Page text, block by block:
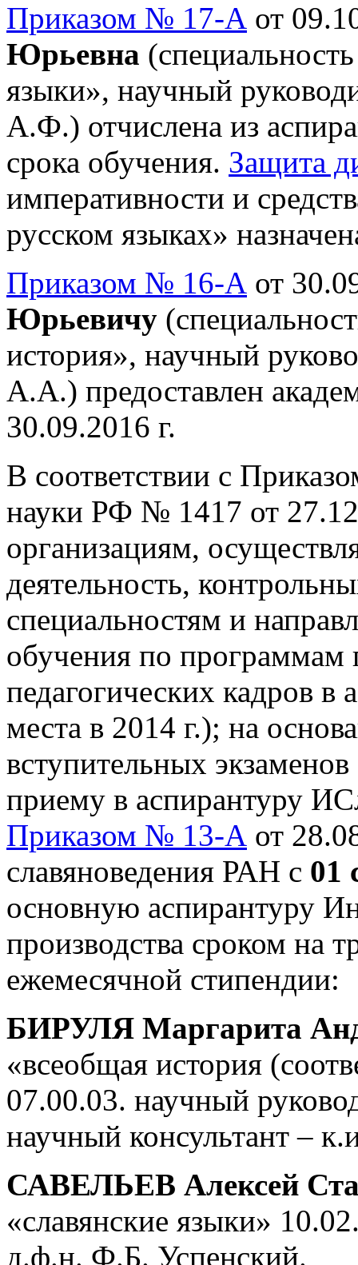
Приказом № 17-А от
Юрьевна
языки», научный
А.Ф.) отчислена из
срока обучения. Защита
императивности и
русском языках»
Приказом № 16-А от
Юрьевичу
история», научный
А.А.) предоставлен
30.09.2016 г.
В соответствии с
науки РФ № 1417 от
организациям,
деятельность,
специальностям и
обучения по программам
педагогических кадров в
места в 2014 г.); на
вступительных
приему в аспирантуру
Приказом № 13-А от
славяноведения РАН с 01
основную аспирантуру
производства сроком на
ежемесячной стипендии:
БИРУЛЯ Маргарита
«всеобщая история
07.00.03. научный
научный консультант –
САВЕЛЬЕВ Алексей
«славянские языки»
д.ф.н. Ф.Б. Успенский.